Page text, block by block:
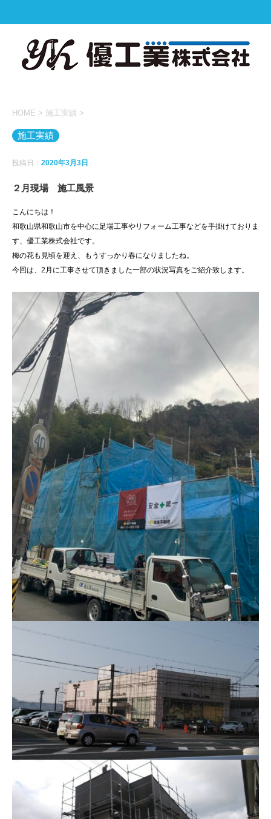
HOME > 施工実績 >
施工実績
投稿日： 2020年3月3日
２月現場 施工風景
こんにちは！
和歌山県和歌山市を中心に足場工事やリフォーム工事などを手掛けておりま
す、優工業株式会社です。
梅の花も見頃を迎え、もうすっかり春になりましたね。
今回は、2月に工事させて頂きました一部の状況写真をご紹介致します。